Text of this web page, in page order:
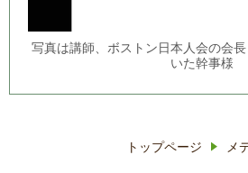
写真は講師、ボストン日本人会の会
いた幹事様
トップページ メ